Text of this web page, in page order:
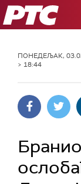
РТС
ПОНЕДЕЉАК,
> 18:44